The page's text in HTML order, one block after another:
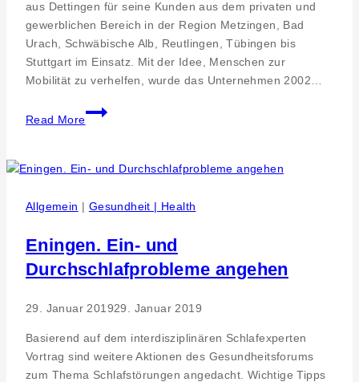
aus Dettingen für seine Kunden aus dem privaten und
gewerblichen Bereich in der Region Metzingen, Bad
Urach, Schwäbische Alb, Reutlingen, Tübingen bis
Stuttgart im Einsatz. Mit der Idee, Menschen zur
Mobilität zu verhelfen, wurde das Unternehmen 2002…
Read More
Presse
Dettingen
sBussle
feiert
jähriges
Bestehen
Allgemein | Gesundheit | Health
Eningen. Ein- und
Durchschlafprobleme angehen
29. Januar 201929. Januar 2019
Basierend auf dem interdisziplinären Schlafexperten
Vortrag sind weitere Aktionen des Gesundheitsforums
zum Thema Schlafstörungen angedacht. Wichtige Tipps